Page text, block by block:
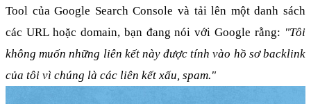
Tool của Google Search Console và tải lên một danh sách
các URL hoặc domain, bạn đang nói với Google rằng: "Tôi
không muốn những liên kết này được tính vào hồ sơ backlink
của tôi vì chúng là các liên kết xấu, spam."